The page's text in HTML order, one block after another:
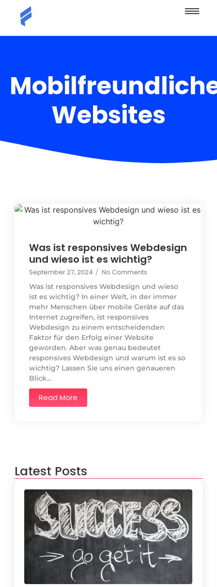
Websites
Was ist responsives Webdesign
und wieso ist es wichtig?
September 27, 2024 / No Comments
Was ist responsives Webdesign und wieso
ist es wichtig? In einer Welt, in der immer
mehr Menschen über mobile Geräte auf das
Internet zugreifen, ist responsives
Webdesign zu einem entscheidenden
Faktor für den Erfolg einer Website
geworden. Aber was genau bedeutet
responsives Webdesign und warum ist es so
wichtig? Lassen Sie uns einen genaueren
Blick...
Read More
Latest Posts